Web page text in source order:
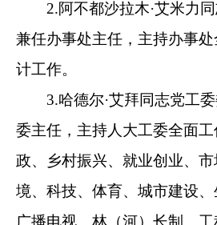
作。分管街道人大办公室、社会事
4.李绿同志党工委副书记，兼任
任，协助满栋位同志抓党建工作，协
部、人事、人才、机关支部、团委
会、作风建设、绩效考核、社区建
目、经济、采购、统计、后勤保障
工作，担任党建领导小组办公室主任
领导小组办公室主任。分管街道党建